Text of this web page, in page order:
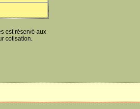
est réservé aux
cotisation.